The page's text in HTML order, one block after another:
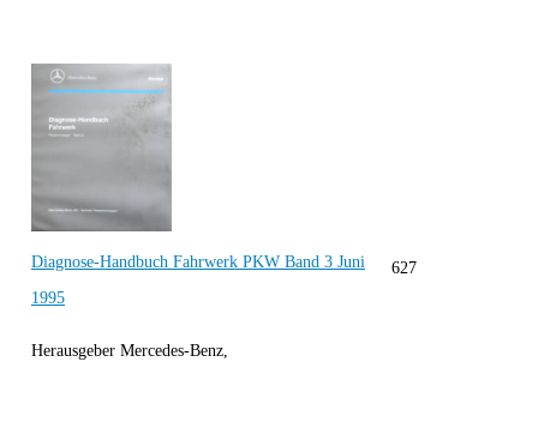
Diagnose-Handbuch Fahrwerk PKW Band 3 Juni
1995
Herausgeber Mercedes-Benz,
627